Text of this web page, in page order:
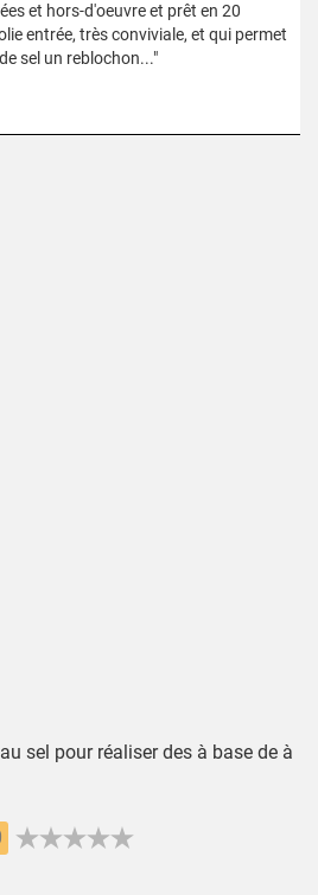
et hors-d'oeuvre et prêt en 20
entrée, très conviviale, et qui permet
sel un reblochon..."
sel pour réaliser des à base de à